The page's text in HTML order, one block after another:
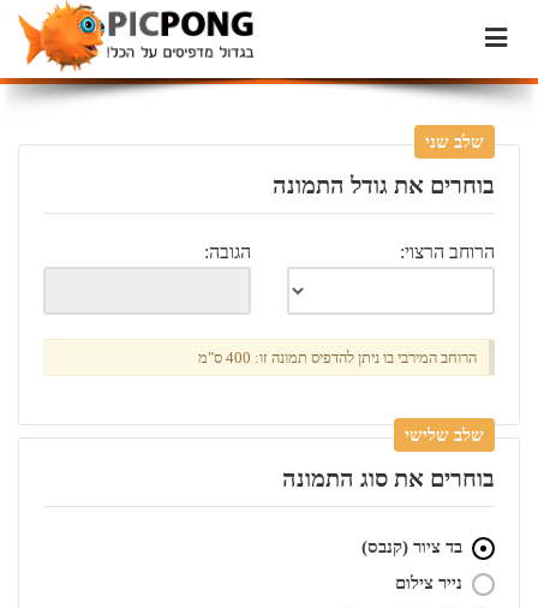
שלב שני
בוחרים את גודל התמונה
הגובה: הרוחב הרצוי:
הרוחב המירבי בו ניתן להדפיס תמונה זו: 400 ס"מ
שלב שלישי
בוחרים את סוג התמונה
בד ציור (קנבס)
נייר צילום